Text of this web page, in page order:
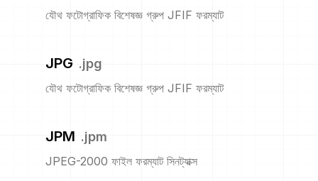
যৌথ ফটোগ্রাফিক বিশেষজ্ঞ গ্রুপ JFIF ফরম্যাট
JPG .jpg
যৌথ ফটোগ্রাফিক বিশেষজ্ঞ গ্রুপ JFIF ফরম্যাট
JPM .jpm
JPEG-2000 ফাইল ফরম্যাট সিনট্যাক্স